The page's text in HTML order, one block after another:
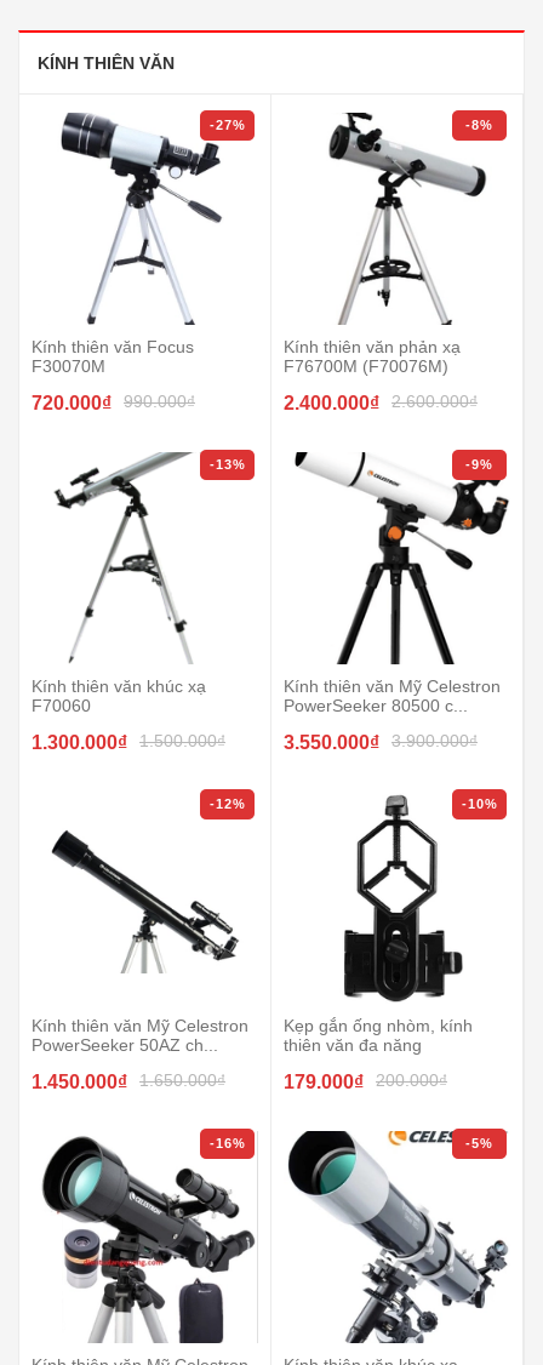
KÍNH THIÊN VĂN
-27%
Kính thiên văn Focus
F30070M
720.000₫ 990.000₫
-13%
Kính thiên văn khúc xạ
F70060
1.300.000₫ 1.500.000₫
-12%
Kính thiên văn Mỹ Celestron
PowerSeeker 50AZ ch...
1.450.000₫ 1.650.000₫
-16%
-8%
Kính thiên văn phản xạ
F76700M (F70076M)
2.400.000₫ 2.600.000₫
-9%
Kính thiên văn Mỹ Celestron
PowerSeeker 80500 c...
3.550.000₫ 3.900.000₫
-10%
Kẹp gắn ống nhòm, kính
thiên văn đa năng
179.000₫ 200.000₫
-5%